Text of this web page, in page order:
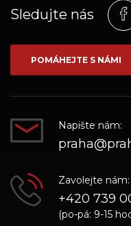
Sledujte nás
POMÁHEJTE S NÁMI
Napište nám:
Zavolejte nám:
+420 739
(po-pá: 9-15